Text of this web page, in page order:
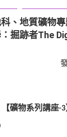
、地質礦物
掘跡者The
【礦物系列講座-3